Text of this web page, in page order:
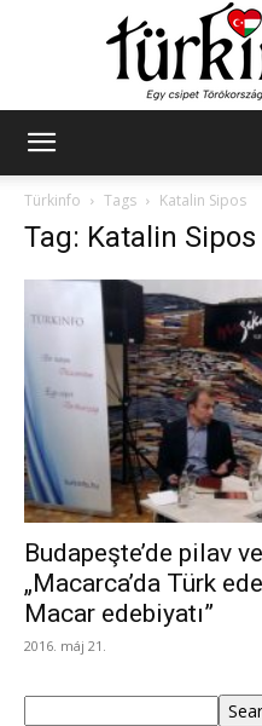
Türkinfo
Tags Katalin Sipos
Tag: Katalin Sipos
Budapeşte’de pilav
„Macarca’da Türk
Macar edebiyatı”
2016. máj 21.